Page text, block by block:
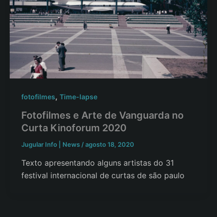
fotofilmes, Time-lapse
Fotofilmes e Arte de Vanguarda no
Curta Kinoforum 2020
Jugular Info | News/agosto 18, 2020
Texto apresentando alguns artistas do 31
festival internacional de curtas de são paulo